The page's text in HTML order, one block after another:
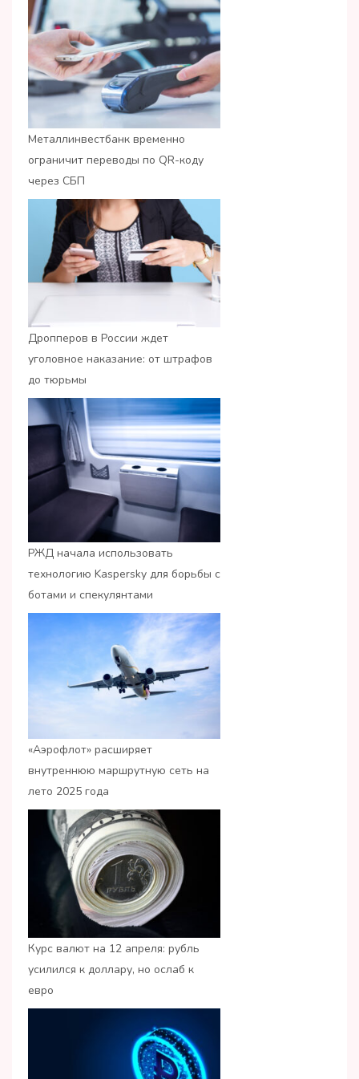
Металлинвестбанк временно
ограничит переводы по QR-коду
через СБП
Дропперов в России ждет
уголовное наказание: от штрафов
до тюрьмы
РЖД начала использовать
технологию Kaspersky для борьбы с
ботами и спекулянтами
«Аэрофлот» расширяет
внутреннюю маршрутную сеть на
лето 2025 года
Курс валют на 12 апреля: рубль
усилился к доллару, но ослаб к
евро